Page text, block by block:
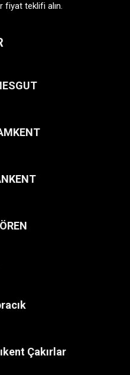
fiyat teklifi alın.
Çakırlar